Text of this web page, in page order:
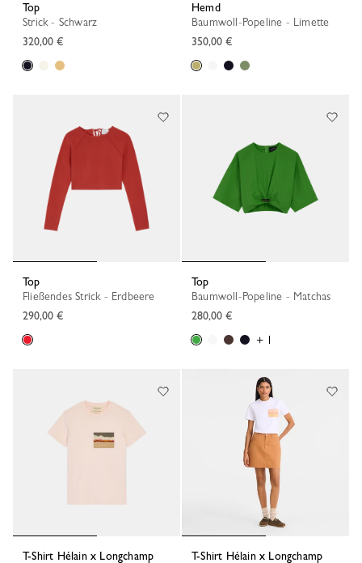
Top
Strick - Schwarz
320,00 €
Hemd
Baumwoll-Popeline - Limette
350,00 €
Top
Fließendes Strick - Erdbeere
290,00 €
Top
Baumwoll-Popeline - Matchas
280,00 €
+ 1
T-Shirt Hélain x Longchamp
T-Shirt Hélain x Longchamp